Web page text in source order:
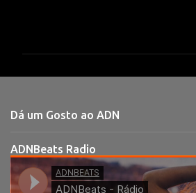
t
r
i
Dá um Gosto ao ADN
ADNBeats Radio